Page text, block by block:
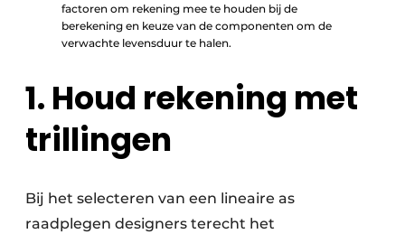
factoren om rekening mee te houden bij de
berekening en keuze van de componenten om de
verwachte levensduur te halen.
1. Houd rekening met
trillingen
Bij het selecteren van een lineaire as
raadplegen designers terecht het